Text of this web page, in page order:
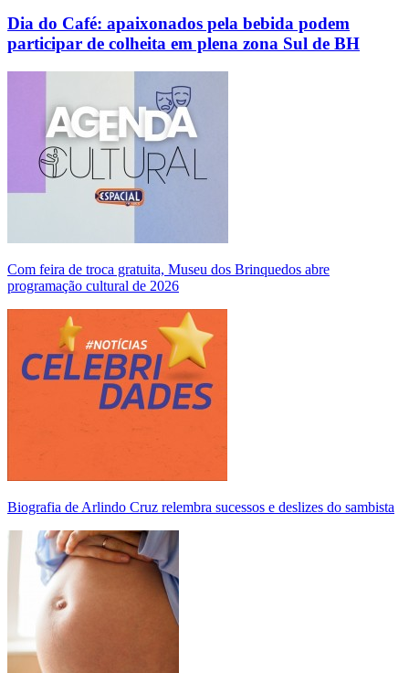
Dia do Café: apaixonados pela bebida podem
participar de colheita em plena zona Sul de BH
Com feira de troca gratuita, Museu dos Brinquedos abre
programação cultural de 2026
Biografia de Arlindo Cruz relembra sucessos e deslizes do sambista